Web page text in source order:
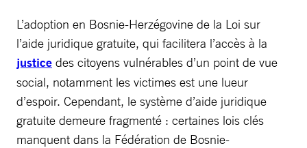
L’adoption en Bosnie-Herzégovine de la Loi sur
l’aide juridique gratuite, qui facilitera l’accès à la
justice des citoyens vulnérables d’un point de vue
social, notamment les victimes est une lueur
d’espoir. Cependant, le système d’aide juridique
gratuite demeure fragmenté : certaines lois clés
manquent dans la Fédération de Bosnie-